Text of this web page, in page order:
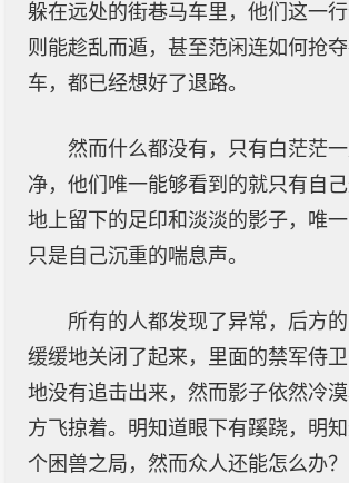
躲在远处的街巷马车里，他们这一行
则能趁乱而遁，甚至范闲连如何抢
车，都已经想好了退路。
然而什么都没有，只有白茫茫
净，他们唯一能够看到的就只有自
地上留下的足印和淡淡的影子，唯一
只是自己沉重的喘息声。
所有的人都发现了异常，后方
缓缓地关闭了起来，里面的禁军侍
地没有追击出来，然而影子依然冷
方飞掠着。明知道眼下有蹊跷，明
个困兽之局，然而众人还能怎么办？